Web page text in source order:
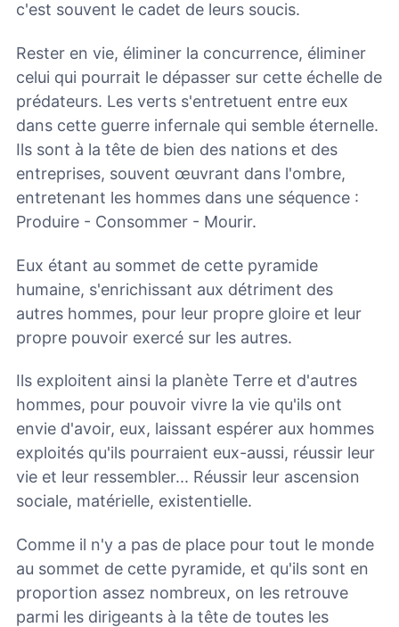
c'est souvent le cadet de leurs soucis.
Rester en vie, éliminer la concurrence, éliminer
celui qui pourrait le dépasser sur cette échelle de
prédateurs. Les verts s'entretuent entre eux
dans cette guerre infernale qui semble éternelle.
Ils sont à la tête de bien des nations et des
entreprises, souvent œuvrant dans l'ombre,
entretenant les hommes dans une séquence :
Produire - Consommer - Mourir.
Eux étant au sommet de cette pyramide
humaine, s'enrichissant aux détriment des
autres hommes, pour leur propre gloire et leur
propre pouvoir exercé sur les autres.
Ils exploitent ainsi la planète Terre et d'autres
hommes, pour pouvoir vivre la vie qu'ils ont
envie d'avoir, eux, laissant espérer aux hommes
exploités qu'ils pourraient eux-aussi, réussir leur
vie et leur ressembler... Réussir leur ascension
sociale, matérielle, existentielle.
Comme il n'y a pas de place pour tout le monde
au sommet de cette pyramide, et qu'ils sont en
proportion assez nombreux, on les retrouve
parmi les dirigeants à la tête de toutes les